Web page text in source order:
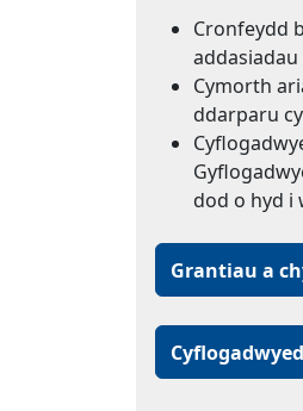
Cronfeydd
Cymorth
ddarparu
dod o hyd i
Grantiau a